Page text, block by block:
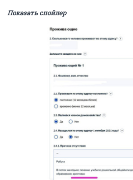
Показать спойлер